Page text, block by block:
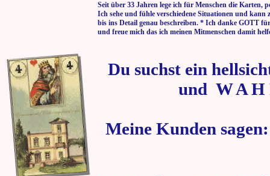
Seit über 33 Jahren lege ich für Menschen die Karten,
Ich sehe und fühle verschiedene Situationen und kann
bis ins Detail genau beschreiben. * Ich danke GOTT
und freue mich das ich meinen Mitmenschen damit
Du suchst ein
und W A H
Meine Kunden